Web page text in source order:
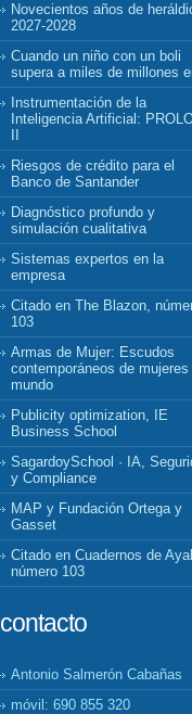
Novecientos años de
2027-2028
Cuando un niño con un boli
supera a miles de millones
Instrumentación de la
Inteligencia Artificial:
Riesgos de crédito para el
Banco de Santander
Diagnóstico profundo y
simulación cualitativa
Sistemas expertos en la
empresa
Citado en The Blazon,
103
Armas de Mujer: Escudos
contemporáneos de mujeres
mundo
Publicity optimization, IE
Business School
SagardoySchool · IA,
y Compliance
MAP y Fundación Ortega y
Gasset
Citado en Cuadernos de
número 103
contacto
Antonio Salmerón Cabañas
móvil: 690 855 320